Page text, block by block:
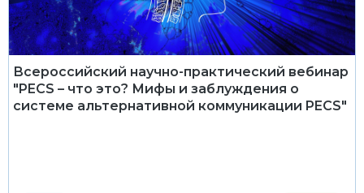
Всероссийский научно-практический вебинар
"PECS – что это? Мифы и заблуждения о
системе альтернативной коммуникации PECS"